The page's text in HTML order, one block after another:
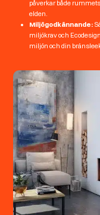
påverkar både
elden.
Miljögodkännande:
miljökrav och
miljön och din